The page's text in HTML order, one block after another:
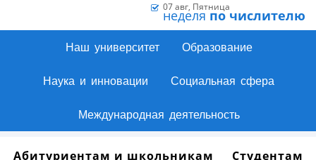
07 авг, Пятница
неделяпо числителю
Наш университет Образование
Наука и инновации Социальная сфера
Международная деятельность
Абитуриентам и школьникам
Студентам